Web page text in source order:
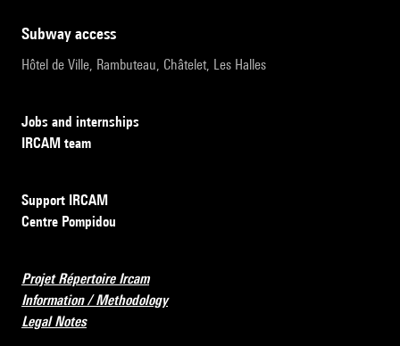
subway access
Hôtel de Ville, Rambuteau, Châtelet, Les Halles
Jobs and internships
IRCAM team
Support IRCAM
Centre Pompidou
Projet Répertoire Ircam
Information / Methodology
Legal Notes